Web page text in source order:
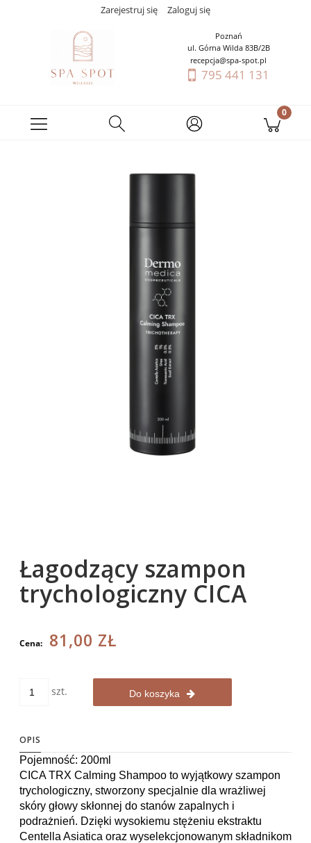
Zarejestruj się Zaloguj się
Poznań
ul. Górna Wilda 83B/2B
recepcja@spa-spot.pl
795 441 131
Łagodzący szampon
trychologiczny CICA
Cena: 81,00 ZŁ
szt. Do koszyka
OPIS
Pojemność: 200ml
CICA TRX Calming Shampoo to wyjątkowy szampon
trychologiczny, stworzony specjalnie dla wrażliwej
skóry głowy skłonnej do stanów zapalnych i
podrażnień. Dzięki wysokiemu stężeniu ekstraktu
Centella Asiatica oraz wyselekcjonowanym składnikom